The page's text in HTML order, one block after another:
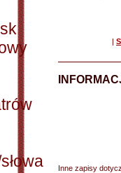
|
Inne zapisy